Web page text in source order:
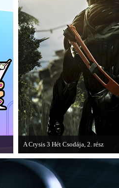
A Crysis 3 Hét Csodája, 2. rész
Megjelent a Crysis 3 videosorozat